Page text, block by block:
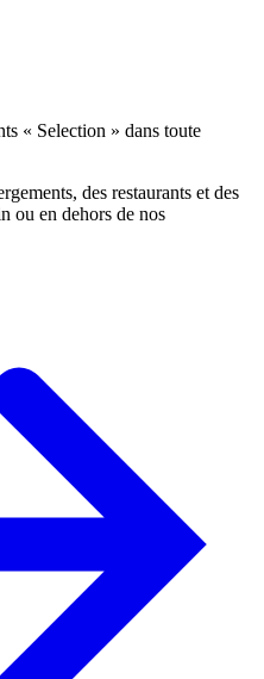
« Selection » dans toute
des restaurants et des
ou en dehors de nos